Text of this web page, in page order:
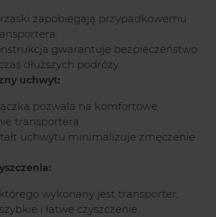
zapobiegają przypadkowemu
gwarantuje bezpieczeństwo
dłuższych podróży.
uchwyt:
pozwala na komfortowe
transportera.
uchwytu minimalizuje zmęczenie
którego wykonany jest transporter,
i łatwe czyszczenie.